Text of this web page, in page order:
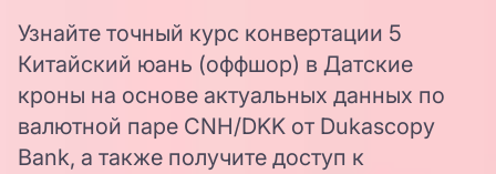
Узнайте точный курс конвертации 5
Китайский юань (оффшор) в Датские
кроны на основе актуальных данных по
валютной паре CNH/DKK от Dukascopy
Bank, а также получите доступ к